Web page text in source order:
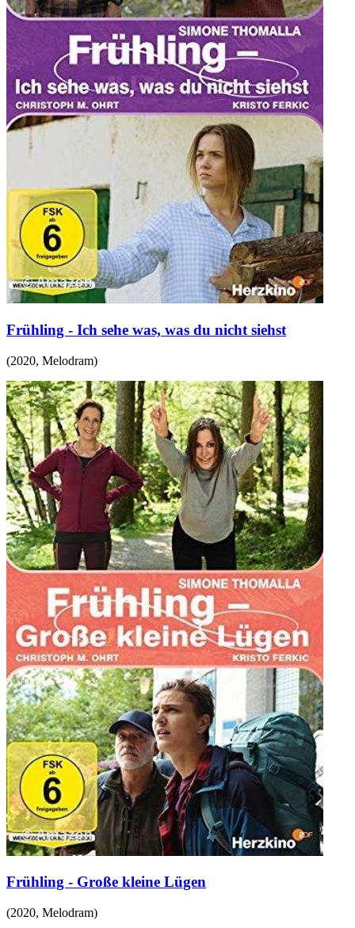
Frühling - Ich sehe was, was du nicht siehst
(2020, Melodram)
Frühling - Große kleine Lügen
(2020, Melodram)